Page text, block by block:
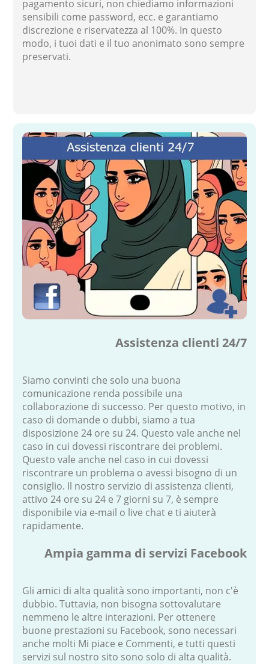
pagamento sicuri, non chiediamo informazioni
sensibili come password, ecc. e garantiamo
discrezione e riservatezza al 100%. In questo
modo, i tuoi dati e il tuo anonimato sono sempre
preservati.
Assistenza clienti 24/7
Siamo convinti che solo una buona
comunicazione renda possibile una
collaborazione di successo. Per questo motivo, in
caso di domande o dubbi, siamo a tua
disposizione 24 ore su 24. Questo vale anche nel
caso in cui dovessi riscontrare dei problemi.
Questo vale anche nel caso in cui dovessi
riscontrare un problema o avessi bisogno di un
consiglio. Il nostro servizio di assistenza clienti,
attivo 24 ore su 24 e 7 giorni su 7, è sempre
disponibile via e-mail o live chat e ti aiuterà
rapidamente.
Ampia gamma di servizi Facebook
Gli amici di alta qualità sono importanti, non c'è
dubbio. Tuttavia, non bisogna sottovalutare
nemmeno le altre interazioni. Per ottenere
buone prestazioni su Facebook, sono necessari
anche molti Mi piace e Commenti, e tutti questi
servizi sul nostro sito sono solo di alta qualità.